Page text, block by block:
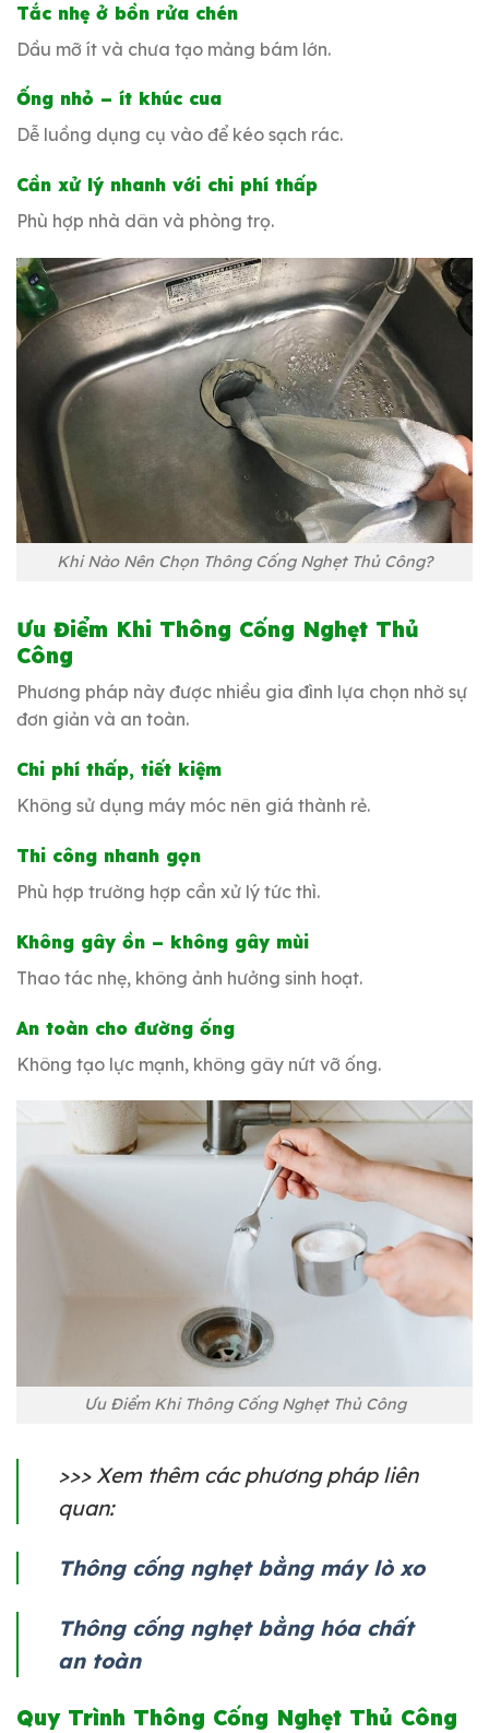
Tắc nhẹ ở bồn rửa chén
Dầu mỡ ít và chưa tạo mảng bám lớn.
Ống nhỏ – ít khúc cua
Dễ luồng dụng cụ vào để kéo sạch rác.
Cần xử lý nhanh với chi phí thấp
Phù hợp nhà dân và phòng trọ.
Khi Nào Nên Chọn Thông Cống Nghẹt Thủ Công?
Ưu Điểm Khi Thông Cống Nghẹt Thủ
Công
Phương pháp này được nhiều gia đình lựa chọn nhờ sự
đơn giản và an toàn.
Chi phí thấp, tiết kiệm
Không sử dụng máy móc nên giá thành rẻ.
Thi công nhanh gọn
Phù hợp trường hợp cần xử lý tức thì.
Không gây ồn – không gây mùi
Thao tác nhẹ, không ảnh hưởng sinh hoạt.
An toàn cho đường ống
Không tạo lực mạnh, không gây nứt vỡ ống.
Ưu Điểm Khi Thông Cống Nghẹt Thủ Công
>>> Xem thêm các phương pháp liên
quan:
Thông cống nghẹt bằng máy lò xo
Thông cống nghẹt bằng hóa chất
an toàn
Quy Trình Thông Cống Nghẹt Thủ Công